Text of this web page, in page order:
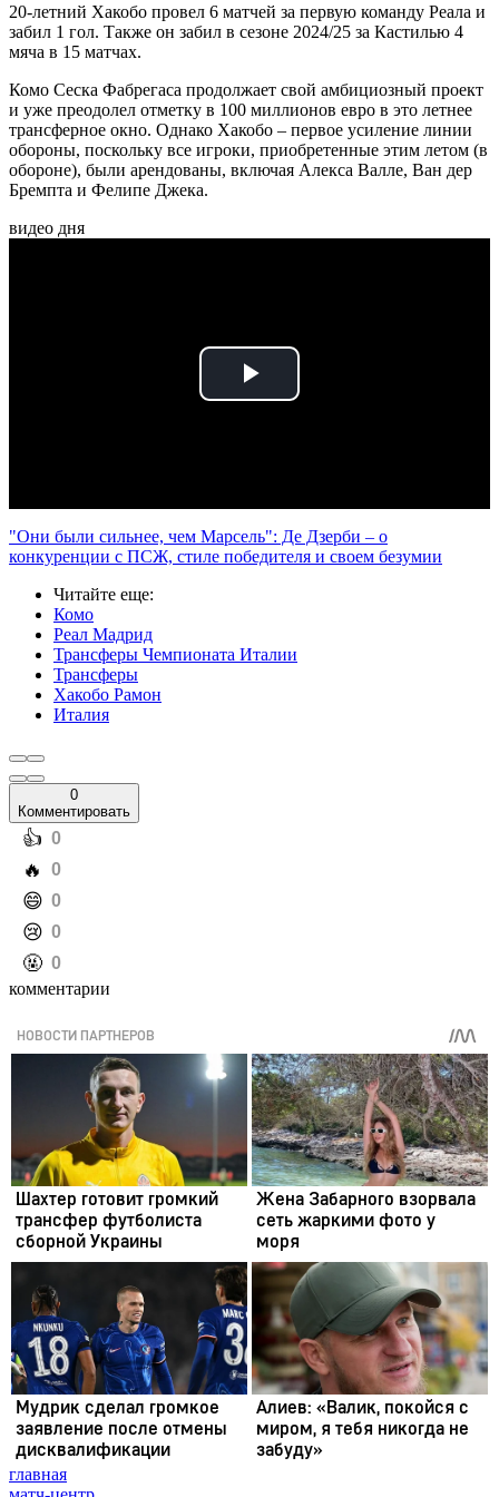
20-летний Хакобо провел 6 матчей за первую команду Реала и
забил 1 гол. Также он забил в сезоне 2024/25 за Кастилью 4
мяча в 15 матчах.
Комо Сеска Фабрегаса продолжает свой амбициозный проект
и уже преодолел отметку в 100 миллионов евро в это летнее
трансферное окно. Однако Хакобо – первое усиление линии
обороны, поскольку все игроки, приобретенные этим летом (в
обороне), были арендованы, включая Алекса Валле, Ван дер
Бремпта и Фелипе Джека.
видео дня
Play
"Они были сильнее, чем Марсель": Де Дзерби – о
конкуренции с ПСЖ, стиле победителя и своем безумии
Читайте еще:
Комо
Реал Мадрид
Трансферы Чемпионата Италии
Трансферы
Хакобо Рамон
Италия
0
Комментировать
️👍 0
️🔥 0
️😄 0
️😢 0
️🤬 0
комментарии
главная